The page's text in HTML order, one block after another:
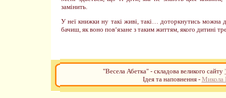
замінить.
У неї книжки ну такі живі, такі… доторкнутись
бачиш, як воно пов‘язане з таким життям, якого дитині
"Весела Абетка" - складова великого сайту
Ідея та наповнення -